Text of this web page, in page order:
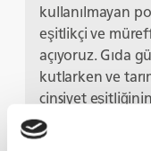
kullanılmayan
eşitlikçi ve
açıyoruz. Gıda
kutlarken ve
cinsiyet
için çabalarken